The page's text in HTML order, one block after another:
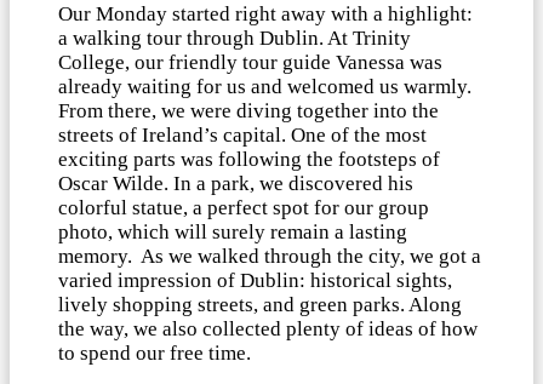
Our Monday started right away with a highlight:
a walking tour through Dublin. At Trinity
College, our friendly tour guide Vanessa was
already waiting for us and welcomed us warmly.
From there, we were diving together into the
streets of Ireland’s capital. One of the most
exciting parts was following the footsteps of
Oscar Wilde. In a park, we discovered his
colorful statue, a perfect spot for our group
photo, which will surely remain a lasting
memory. As we walked through the city, we got a
varied impression of Dublin: historical sights,
lively shopping streets, and green parks. Along
the way, we also collected plenty of ideas of how
to spend our free time.